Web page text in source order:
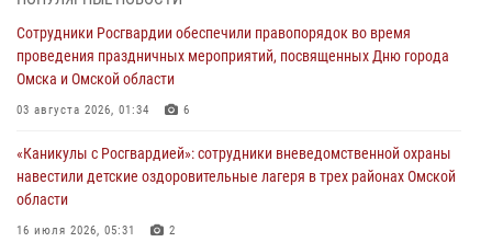
тренировка по управлению беспилотниками (видео)
30 июля 2026, 04:39 2
Росгвардия обеспечила безопасность уникального передвижного
29 июля 2026, 01:49
Росгвардейцы приняли участие в крестном ходе в День крещения
Руси в Омске
Сотрудники Росгвардии обеспечили правопорядок во время
проведения праздничных мероприятий, посвященных Дню города
Омска и Омской области
03 августа 2026, 01:34 6
«Каникулы с Росгвардией»: сотрудники вневедомственной охраны
навестили детские оздоровительные лагеря в трех районах Омской
области
16 июля 2026, 05:31 2